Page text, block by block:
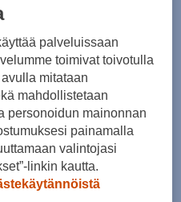
44 45
palveluissaan
toimivat toivotulla
mitataan
mahdollistetaan
personoidun mainonnan
painamalla
valintojasi
linkin kautta.